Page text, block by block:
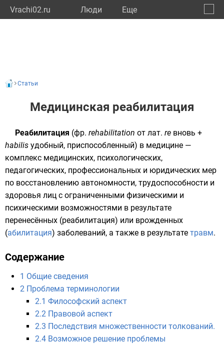
Vrachi02.ru Люди Eще
Статьи
Медицинская реабилитация
Реабилитация (фр. rehabilitation от лат. re вновь +
habilis удобный, приспособленный) в медицине —
комплекс медицинских, психологических,
педагогических, профессиональных и юридических мер
по восстановлению автономности, трудоспособности и
здоровья лиц с ограниченными физическими и
психическими возможностями в результате
перенесённых (реабилитация) или врожденных
(абилитация) заболеваний, а также в результате травм.
Содержание
1 Общие сведения
2 Проблема терминологии
2.1 Философский аспект
2.2 Правовой аспект
2.3 Последствия множественности толкований.
2.4 Возможное решение проблемы